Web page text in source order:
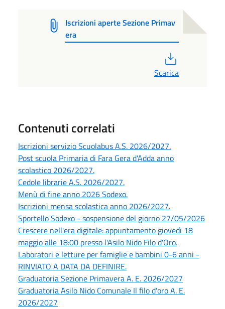
Iscrizioni aperte Sezione Primav
era
Scarica
Contenuti correlati
Iscrizioni servizio Scuolabus A.S. 2026/2027.
Post scuola Primaria di Fara Gera d'Adda anno
scolastico 2026/2027.
Cedole librarie A.S. 2026/2027.
Menù di fine anno 2026 Sodexo.
Iscrizioni mensa scolastica anno 2026/2027.
Sportello Sodexo - sospensione del giorno 27/05/2026
Crescere nell'era digitale: appuntamento giovedì 18
maggio alle 18:00 presso l'Asilo Nido Filo d'Oro.
Laboratori e letture per famiglie e bambini 0-6 anni -
RINVIATO A DATA DA DEFINIRE.
Graduatoria Sezione Primavera A. E. 2026/2027
Graduatoria Asilo Nido Comunale Il filo d'oro A. E.
2026/2027